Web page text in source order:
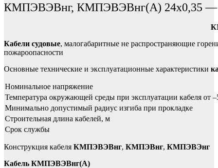
КМПЭВЭВнг, КМПЭВЭВнг(А) 24х0,35 —
Кабели судовые, малогабаритные не распространяющие
пожароопасности
Основные технические и эксплуатационные характеристики
Номинальное напряжение
Температура окружающей среды при эксплуатации кабеля от
Минимально допустимый радиус изгиба при прокладке
Строительная длина кабелей, м
Срок службы
Конструкция кабеля КМПЭВЭВнг, КМПЭВнг, КМПЭВЭнг
Кабель КМПЭВЭВнг(А)